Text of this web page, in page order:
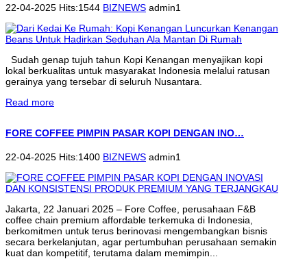
22-04-2025 Hits:1544 BIZNEWS admin1
Sudah genap tujuh tahun Kopi Kenangan menyajikan kopi
lokal berkualitas untuk masyarakat Indonesia melalui ratusan
gerainya yang tersebar di seluruh Nusantara.
Read more
FORE COFFEE PIMPIN PASAR KOPI DENGAN INO…
22-04-2025 Hits:1400 BIZNEWS admin1
Jakarta, 22 Januari 2025 – Fore Coffee, perusahaan F&B
coffee chain premium affordable terkemuka di Indonesia,
berkomitmen untuk terus berinovasi mengembangkan bisnis
secara berkelanjutan, agar pertumbuhan perusahaan semakin
kuat dan kompetitif, terutama dalam memimpin...